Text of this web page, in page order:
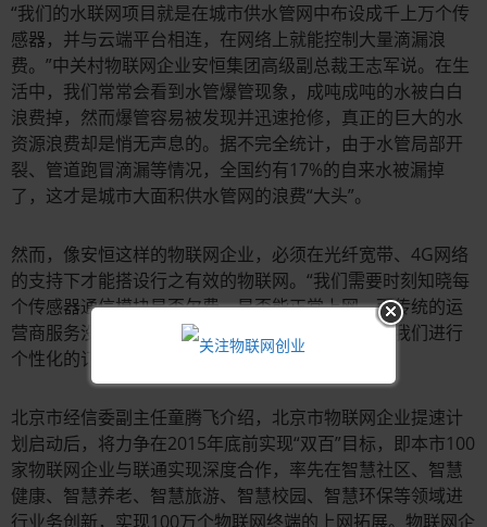
“我们的水联网项目就是在城市供水管网中布设成千上万个传
感器，并与云端平台相连，在网络上就能控制大量滴漏浪
费。”中关村物联网企业安恒集团高级副总裁王志军说。在生
活中，我们常常会看到水管爆管现象，成吨成吨的水被白白
浪费掉，然而爆管容易被发现并迅速抢修，真正的巨大的水
资源浪费却是悄无声息的。据不完全统计，由于水管局部开
裂、管道跑冒滴漏等情况，全国约有17%的自来水被漏掉
了，这才是城市大面积供水管网的浪费“大头”。
然而，像安恒这样的物联网企业，必须在光纤宽带、4G网络
的支持下才能搭设行之有效的物联网。“我们需要时刻知晓每
个传感器通信模块是否欠费、是否能正常上网，而传统的运
营商服务没法做到，需要运营商从服务、计费上为我们进行
个性化的订制。”王志军说。
北京市经信委副主任童腾飞介绍，北京市物联网企业提速计
划启动后，将力争在2015年底前实现“双百”目标，即本市100
家物联网企业与联通实现深度合作，率先在智慧社区、智慧
健康、智慧养老、智慧旅游、智慧校园、智慧环保等领域进
行业务创新，实现100万个物联网终端的上网拓展。物联网企